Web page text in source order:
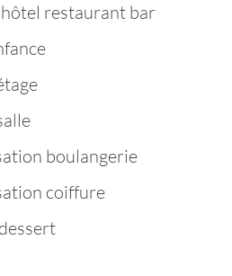
restaurant bar
boulangerie
coiffure